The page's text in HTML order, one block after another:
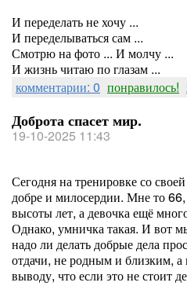
И переделать не хочу ...
И переделываться сам ...
Смотрю на фото ... И молчу ...
И жизнь читаю по глазам ...
комментарии: 0 понравилось!
Доброта спасет мир.
19-10-2025 11:43
Сегодня на тренировке со
добре и милосердии. Мне то
высоты лет, а девочка ещё
Однако, умничка такая. И вот
надо ли делать добрые дела
отдачи, не родным и близким,
выводу, что если это не стоит